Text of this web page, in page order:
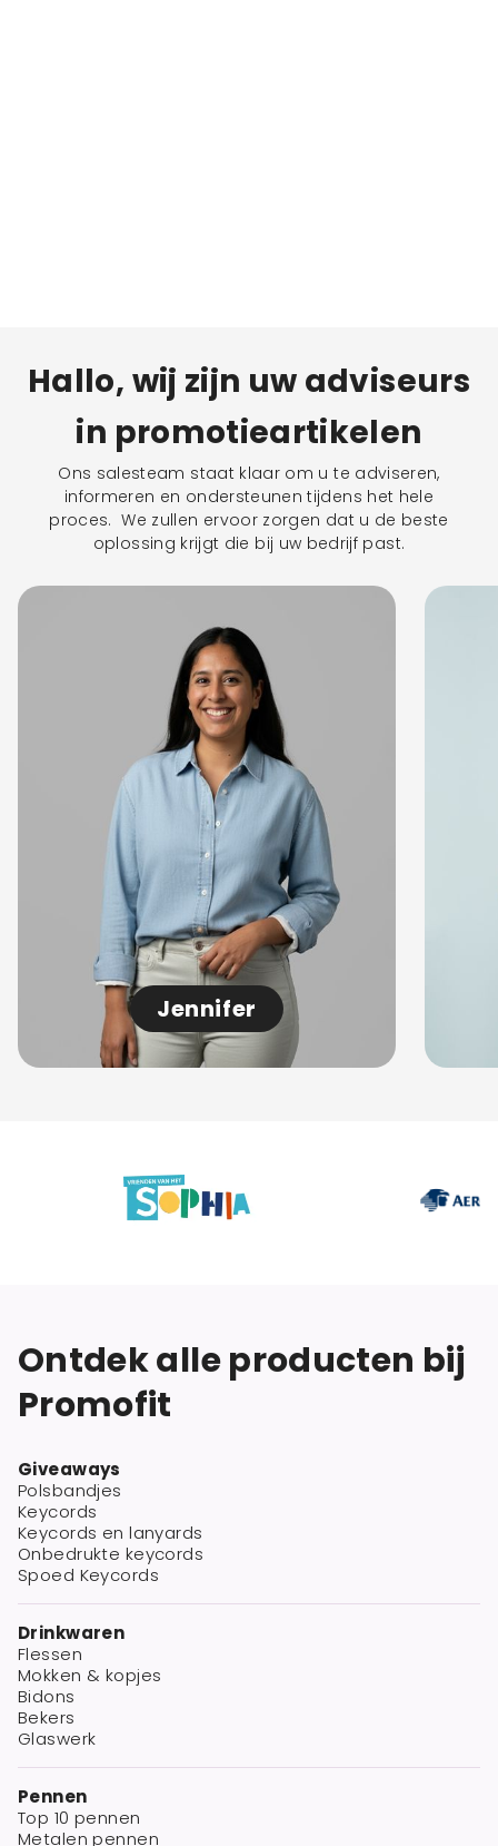
Hallo, wij zijn uw adviseurs
in promotieartikelen
Ons salesteam staat klaar om u te adviseren,
informeren en ondersteunen tijdens het hele
proces. We zullen ervoor zorgen dat u de beste
oplossing krijgt die bij uw bedrijf past.
Jennifer
Ontdek alle producten bij
Promofit
Giveaways
Polsbandjes
Keycords
Keycords en lanyards
Onbedrukte keycords
Spoed Keycords
Drinkwaren
Flessen
Mokken & kopjes
Bidons
Bekers
Glaswerk
Pennen
Top 10 pennen
Metalen pennen